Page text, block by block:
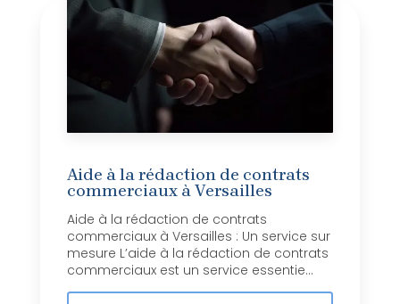
Aide à la rédaction de contrats
commerciaux à Versailles
Aide à la rédaction de contrats
commerciaux à Versailles : Un service sur
mesure L’aide à la rédaction de contrats
commerciaux est un service essentie...